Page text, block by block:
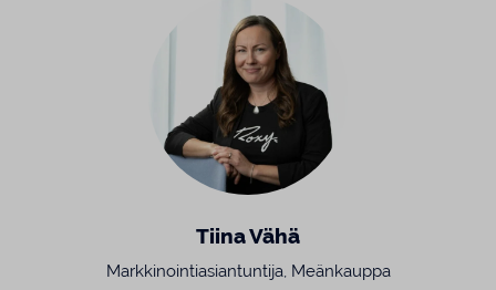
Tiina Vähä
Markkinointiasiantuntija, Meänkauppa